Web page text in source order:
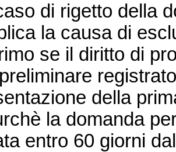
di rigetto della
la causa di
se il diritto di
della
la domanda
entro 60 giorni